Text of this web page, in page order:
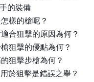
的裝備
樣的槍呢？
適合狙擊的原因為何？
狙擊的優點為何？
狙擊步槍為何？
於狙擊是錯誤之舉？